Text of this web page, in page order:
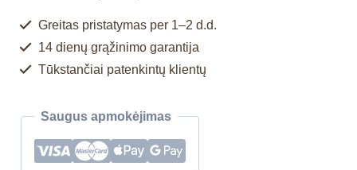
Greitas pristatymas per 1–2 d.d.
14 dienų grąžinimo garantija
Tūkstančiai patenkintų klientų
Saugus apmokėjimas